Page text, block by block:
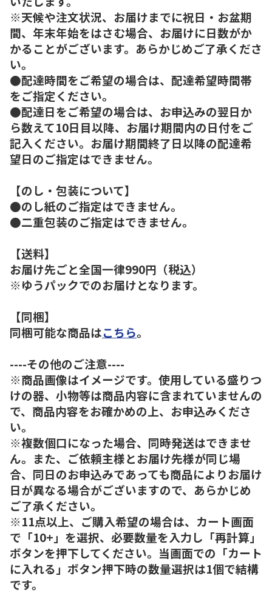
※天候や注文状況、お届けまでに祝日・お盆期
間、年末年始をはさむ場合、お届けに日数がか
かることがございます。あらかじめご了承くださ
い。
●配達時間をご希望の場合は、配達希望時間帯
をご指定ください。
●配達日をご希望の場合は、お申込みの翌日か
ら数えて10日目以降、お届け期間内の日付をご
記入ください。お届け期間終了日以降の配達希
望日のご指定はできません。
【のし・包装について】
●のし紙のご指定はできません。
●二重包装のご指定はできません。
【送料】
お届け先ごと全国一律990円（税込）
※ゆうパックでのお届けとなります。
【同梱】
同梱可能な商品はこちら。
----その他のご注意----
※商品画像はイメージです。使用している盛りつ
けの器、小物等は商品内容に含まれていませんの
で、商品内容をお確かめの上、お申込みくださ
い。
※複数個口になった場合、同時発送はできませ
ん。また、ご依頼主様とお届け先様が同じ場
合、同日のお申込みであっても商品によりお届け
日が異なる場合がございますので、あらかじめ
ご了承ください。
※11点以上、ご購入希望の場合は、カート画面
で「10+」を選択、必要数量を入力し「再計算」
ボタンを押下してください。当画面での「カート
に入れる」ボタン押下時の数量選択は1個で結構
です。